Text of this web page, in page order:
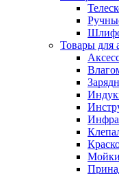
Товары для
Мойки